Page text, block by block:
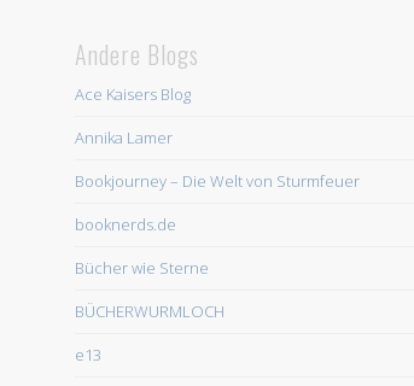
Andere Blogs
Ace Kaisers Blog
Annika Lamer
Bookjourney – Die Welt von Sturmfeuer
booknerds.de
Bücher wie Sterne
BÜCHERWURMLOCH
e13